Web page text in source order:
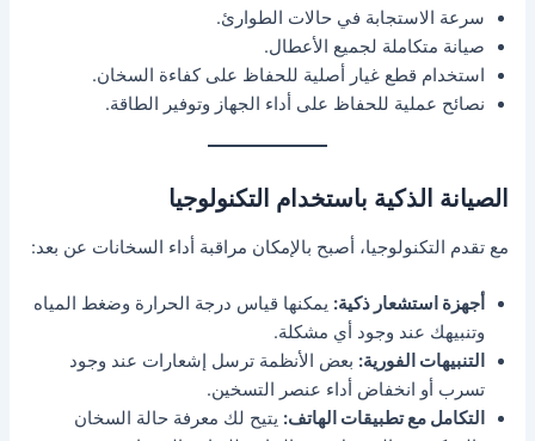
سرعة الاستجابة في حالات الطوارئ.
صيانة متكاملة لجميع الأعطال.
استخدام قطع غيار أصلية للحفاظ على كفاءة السخان.
نصائح عملية للحفاظ على أداء الجهاز وتوفير الطاقة.
الصيانة الذكية باستخدام التكنولوجيا
مع تقدم التكنولوجيا، أصبح بالإمكان مراقبة أداء السخانات عن بعد:
أجهزة استشعار ذكية: يمكنها قياس درجة الحرارة وضغط المياه
وتنبيهك عند وجود أي مشكلة.
التنبيهات الفورية: بعض الأنظمة ترسل إشعارات عند وجود
تسرب أو انخفاض أداء عنصر التسخين.
التكامل مع تطبيقات الهاتف: يتيح لك معرفة حالة السخان